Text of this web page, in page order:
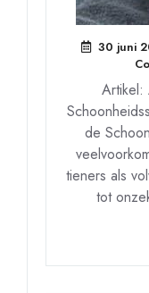
30 juni
Artikel:
de
tieners als
tot